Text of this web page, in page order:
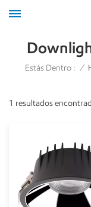
Estás Dentro : /
1 resultados